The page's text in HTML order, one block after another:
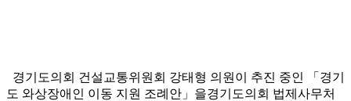
경기도의회 건설교통위원회 강태형 의원이 추진 중인 「경기
도 와상장애인 이동 지원 조례안」을경기도의회 법제사무처